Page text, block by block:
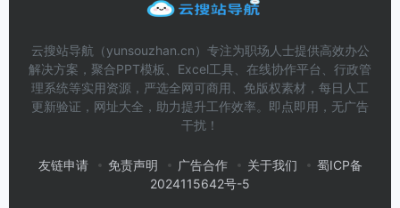
云搜站导航（yunsouzhan.cn）专注为职场人士提供高效办公
解决方案，聚合PPT模板、Excel工具、在线协作平台、行政管
理系统等实用资源，严选全网可商用、免版权素材，每日人工
更新验证，网址大全，助力提升工作效率。即点即用，无广告
干扰！
友链申请 免责声明 广告合作 关于我们
蜀ICP备
2024115642号-5